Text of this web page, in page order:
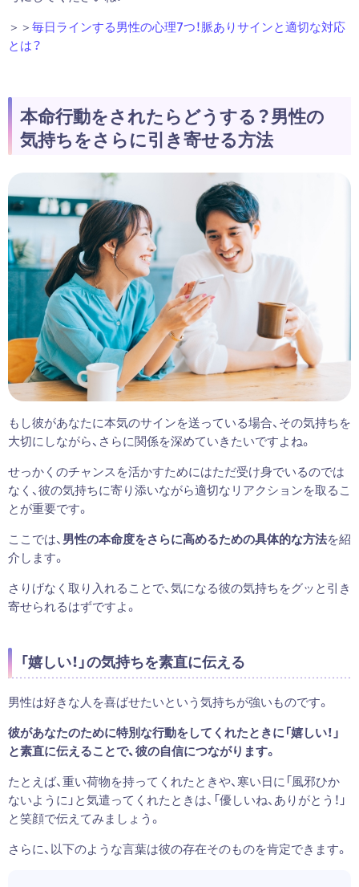
＞＞毎日ラインする男性の心理7つ！脈ありサインと適切な対応
とは？
本命行動をされたらどうする？男性の
気持ちをさらに引き寄せる方法
もし彼があなたに本気のサインを送っている場合、その気持ちを
大切にしながら、さらに関係を深めていきたいですよね。
せっかくのチャンスを活かすためにはただ受け身でいるのでは
なく、彼の気持ちに寄り添いながら適切なリアクションを取るこ
とが重要です。
ここでは、男性の本命度をさらに高めるための具体的な方法を紹
介します。
さりげなく取り入れることで、気になる彼の気持ちをグッと引き
寄せられるはずですよ。
「嬉しい！」の気持ちを素直に伝える
男性は好きな人を喜ばせたいという気持ちが強いものです。
彼があなたのために特別な行動をしてくれたときに「嬉しい！」
と素直に伝えることで、彼の自信につながります。
たとえば、重い荷物を持ってくれたときや、寒い日に「風邪ひか
ないように」と気遣ってくれたときは、「優しいね、ありがとう！」
と笑顔で伝えてみましょう。
さらに、以下のような言葉は彼の存在そのものを肯定できます。